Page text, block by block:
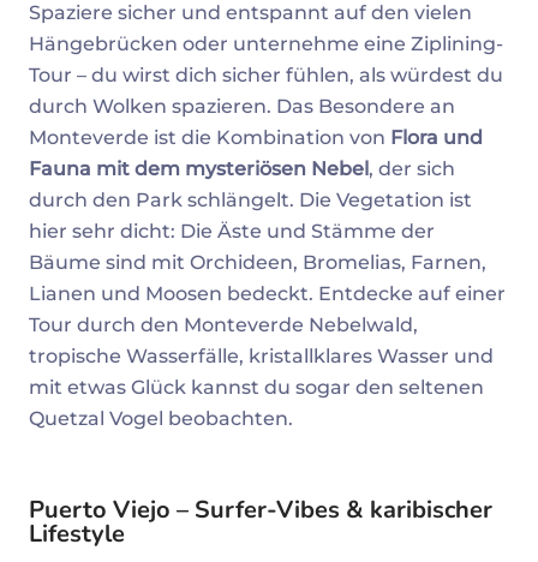
Spaziere sicher und entspannt auf den vielen
Hängebrücken oder unternehme eine Ziplining-
Tour – du wirst dich sicher fühlen, als würdest du
durch Wolken spazieren. Das Besondere an
Monteverde ist die Kombination von Flora und
Fauna mit dem mysteriösen Nebel , der sich
durch den Park schlängelt. Die Vegetation ist
hier sehr dicht: Die Äste und Stämme der
Bäume sind mit Orchideen, Bromelias, Farnen,
Lianen und Moosen bedeckt. Entdecke auf einer
Tour durch den Monteverde Nebelwald,
tropische Wasserfälle, kristallklares Wasser und
mit etwas Glück kannst du sogar den seltenen
Quetzal Vogel beobachten.
Puerto Viejo – Surfer-Vibes & karibischer
Lifestyle